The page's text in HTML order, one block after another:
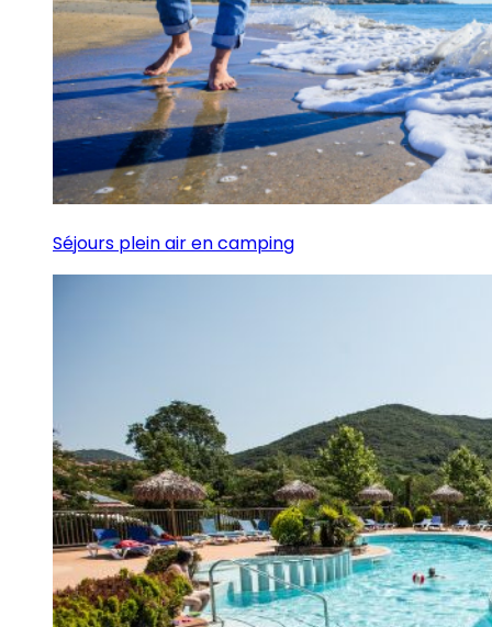
Séjours plein air en camping